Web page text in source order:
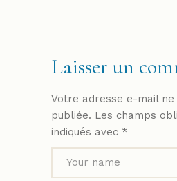
Laisser un
Votre adresse e-mail
publiée. Les champs
indiqués avec *